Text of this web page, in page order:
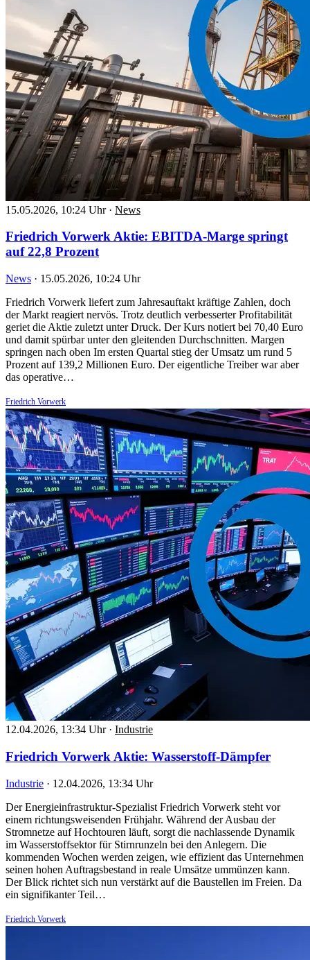
15.05.2026, 10:24 Uhr · News
Friedrich Vorwerk Aktie: EBITDA-Marge springt
auf 22,8 Prozent
News · 15.05.2026, 10:24 Uhr
Friedrich Vorwerk liefert zum Jahresauftakt kräftige Zahlen, doch
der Markt reagiert nervös. Trotz deutlich verbesserter Profitabilität
geriet die Aktie zuletzt unter Druck. Der Kurs notiert bei 70,40 Euro
und damit spürbar unter den gleitenden Durchschnitten. Margen
springen nach oben Im ersten Quartal stieg der Umsatz um rund 5
Prozent auf 139,2 Millionen Euro. Der eigentliche Treiber war aber
das operative…
Friedrich Vorwerk
12.04.2026, 13:34 Uhr · Industrie
Friedrich Vorwerk Aktie: Wasserstoff-Dämpfer
Industrie · 12.04.2026, 13:34 Uhr
Der Energieinfrastruktur-Spezialist Friedrich Vorwerk steht vor
einem richtungsweisenden Frühjahr. Während der Ausbau der
Stromnetze auf Hochtouren läuft, sorgt die nachlassende Dynamik
im Wasserstoffsektor für Stirnrunzeln bei den Anlegern. Die
kommenden Wochen werden zeigen, wie effizient das Unternehmen
seinen hohen Auftragsbestand in reale Umsätze ummünzen kann.
Der Blick richtet sich nun verstärkt auf die Baustellen im Freien. Da
ein signifikanter Teil…
Friedrich Vorwerk